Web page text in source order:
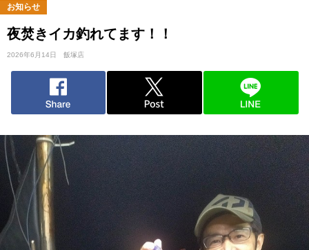
お知らせ
夜焚きイカ釣れてます！！
2026年6月14日 飯塚店